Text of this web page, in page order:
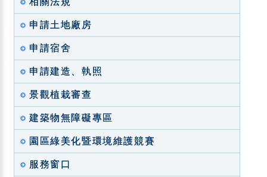
申請土地廠房
申請宿舍
申請建造、執照
景觀植栽審查
建築物無障礙專區
園區綠美化暨環境維護競賽
服務窗口